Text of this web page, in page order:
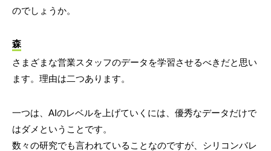
のでしょうか。
森
さまざまな営業スタッフのデータを学習させるべきだと思い
ます。理由は二つあります。
一つは、AIのレベルを上げていくには、優秀なデータだけで
はダメということです。
数々の研究でも言われていることなのですが、シリコンバレ